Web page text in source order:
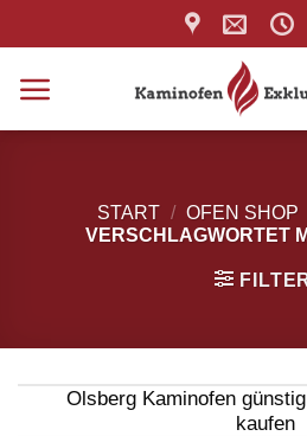
Inhalt
START / OFEN SHOP
VERSCHLAGWORTET
Olsberg Kaminofen
kaufen